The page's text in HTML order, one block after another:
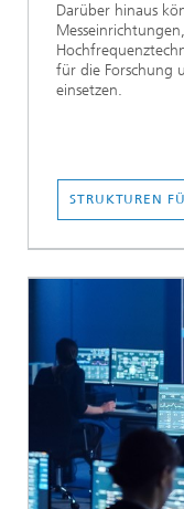
Darüber hinaus
für die Forschung
einsetzen.
STRUKTUREN